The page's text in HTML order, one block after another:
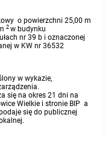
lipca 2019 r.
o powierzchni 25,00 m
2w budynku
nr 39 b i oznaczonej
w KW nr 36532
w wykazie,
się na okres 21 dni na
Wielkie i stronie BIP a
się do publicznej